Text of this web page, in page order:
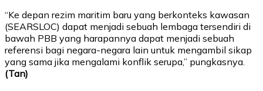
“Ke depan rezim maritim baru yang berkonteks kawasan
(SEARSLOC) dapat menjadi sebuah lembaga tersendiri di
bawah PBB yang harapannya dapat menjadi sebuah
referensi bagi negara-negara lain untuk mengambil sikap
yang sama jika mengalami konflik serupa,” pungkasnya.
(Tan)